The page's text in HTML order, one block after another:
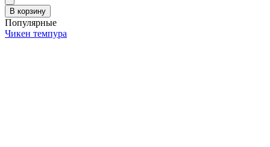
В корзину
Популярные
Чикен темпура